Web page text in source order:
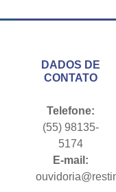
DADOS DE
CONTATO
Telefone:
(55) 98135-
5174
E-mail: